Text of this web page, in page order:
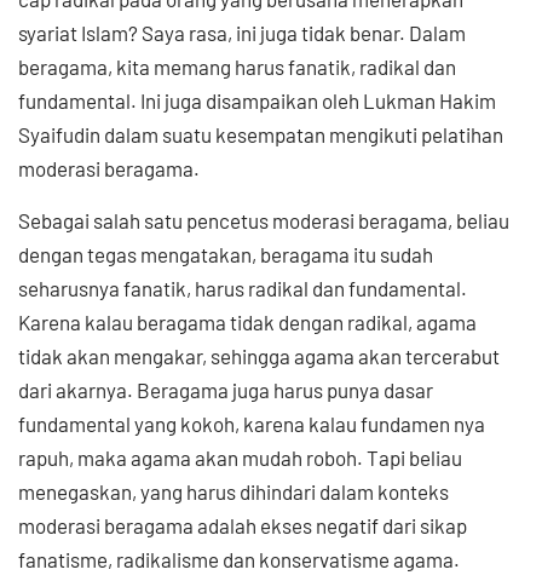
syariat Islam? Saya rasa, ini juga tidak benar. Dalam
beragama, kita memang harus fanatik, radikal dan
fundamental. Ini juga disampaikan oleh Lukman Hakim
Syaifudin dalam suatu kesempatan mengikuti pelatihan
moderasi beragama.
Sebagai salah satu pencetus moderasi beragama, beliau
dengan tegas mengatakan, beragama itu sudah
seharusnya fanatik, harus radikal dan fundamental.
Karena kalau beragama tidak dengan radikal, agama
tidak akan mengakar, sehingga agama akan tercerabut
dari akarnya. Beragama juga harus punya dasar
fundamental yang kokoh, karena kalau fundamen nya
rapuh, maka agama akan mudah roboh. Tapi beliau
menegaskan, yang harus dihindari dalam konteks
moderasi beragama adalah ekses negatif dari sikap
fanatisme, radikalisme dan konservatisme agama.